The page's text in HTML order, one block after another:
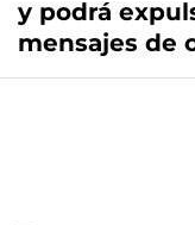
y podrá
mensajes de